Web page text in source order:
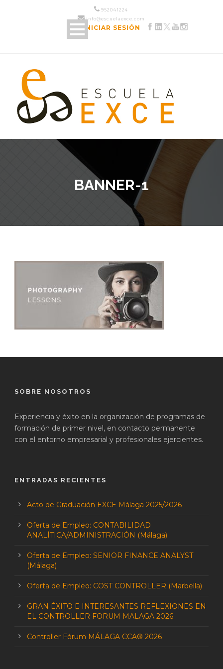
952 04 12 24
info@escuelaexce.com
INICIAR SESIÓN
BANNER-1
SOBRE NOSOTROS
Experiencia y éxito en la organización de programas de
formación de primer nivel, en contacto permanente
con el entorno empresarial y profesionales ejercientes.
ENTRADAS RECIENTES
Acto de Graduación EXCE Málaga 2025/2026
Oferta de Empleo: CONTABILIDAD
ANALÍTICA/ADMINISTRACIÓN (Málaga)
Oferta de Empleo: SENIOR FINANCE ANALYST
(Málaga)
Oferta de Empleo: COST CONTROLLER (Marbella)
GRAN ÉXITO E INTERESANTES REFLEXIONES EN
EL CONTROLLER FORUM MALAGA 2026
Controller Fórum MÁLAGA CCA® 2026